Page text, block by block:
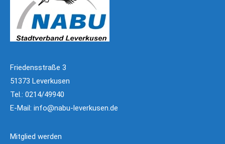
Friedensstraße 3
51373 Leverkusen
Tel.: 0214/49940
E-Mail: info@nabu-leverkusen.de
Mitglied werden